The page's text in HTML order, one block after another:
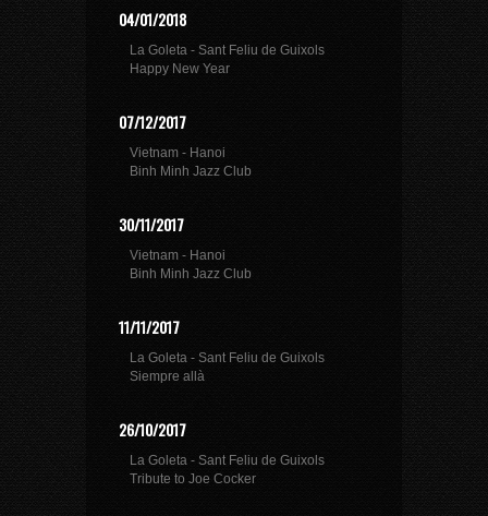
04/01/2018
La Goleta - Sant Feliu de Guixols
Happy New Year
07/12/2017
Vietnam - Hanoi
Binh Minh Jazz Club
30/11/2017
Vietnam - Hanoi
Binh Minh Jazz Club
11/11/2017
La Goleta - Sant Feliu de Guixols
Siempre allà
26/10/2017
La Goleta - Sant Feliu de Guixols
Tribute to Joe Cocker